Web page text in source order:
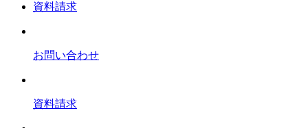
資料請求
お問い合わせ
資料請求